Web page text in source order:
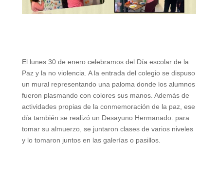
El lunes 30 de enero celebramos del Día escolar de la
Paz y la no violencia. A la entrada del colegio se dispuso
un mural representando una paloma donde los alumnos
fueron plasmando con colores sus manos. Además de
actividades propias de la conmemoración de la paz, ese
día también se realizó un Desayuno Hermanado: para
tomar su almuerzo, se juntaron clases de varios niveles
y lo tomaron juntos en las galerías o pasillos.